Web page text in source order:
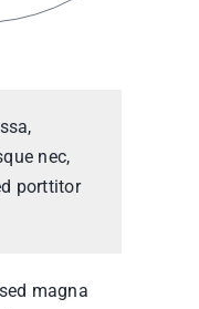
nec,
porttitor
magna